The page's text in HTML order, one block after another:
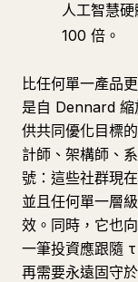
人工智慧
100 倍。
比任何單一產品
是自 Dennard 縮
供共同優化目標
計師、架構師、
號：這些社群現
並且任何單一層
效。同時，它也
一筆投資應跟隨
再需要永遠固守